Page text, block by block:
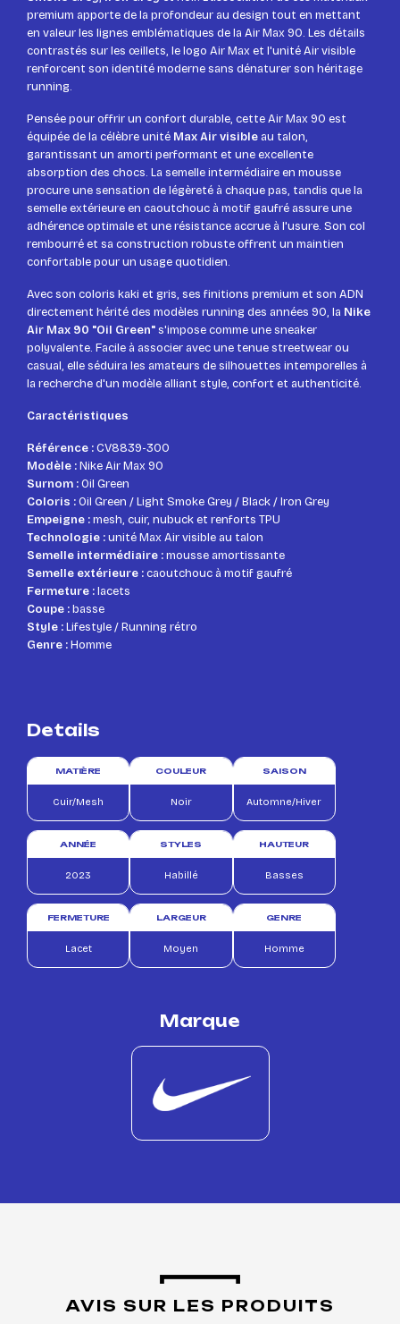
premium apporte de la profondeur au design tout en mettant
en valeur les lignes emblématiques de la Air Max 90. Les détails
contrastés sur les œillets, le logo Air Max et l'unité Air visible
renforcent son identité moderne sans dénaturer son héritage
running.
Pensée pour offrir un confort durable, cette Air Max 90 est
équipée de la célèbre unité Max Air visible au talon,
garantissant un amorti performant et une excellente
absorption des chocs. La semelle intermédiaire en mousse
procure une sensation de légèreté à chaque pas, tandis que la
semelle extérieure en caoutchouc à motif gaufré assure une
adhérence optimale et une résistance accrue à l'usure. Son col
rembourré et sa construction robuste offrent un maintien
confortable pour un usage quotidien.
Avec son coloris kaki et gris, ses finitions premium et son ADN
directement hérité des modèles running des années 90, la Nike
Air Max 90 "Oil Green"s'impose comme une sneaker
polyvalente. Facile à associer avec une tenue streetwear ou
casual, elle séduira les amateurs de silhouettes intemporelles à
la recherche d'un modèle alliant style, confort et authenticité.
Caractéristiques
Référence :CV8839-300
Modèle :Nike Air Max 90
Surnom :Oil Green
Coloris :Oil Green / Light Smoke Grey / Black / Iron Grey
Empeigne :mesh, cuir, nubuck et renforts TPU
Technologie :unité Max Air visible au talon
Semelle intermédiaire :mousse amortissante
Semelle extérieure :caoutchouc à motif gaufré
Fermeture :lacets
Coupe :basse
Style :Lifestyle / Running rétro
Genre :Homme
Details
MATIÈRE
Cuir/Mesh
COULEUR
Noir
SAISON
Automne/Hiver
ANNÉE
2023
STYLES
Habillé
HAUTEUR
Basses
FERMETURE
Lacet
LARGEUR
Moyen
GENRE
Homme
Marque
AVIS SUR LES PRODUITS